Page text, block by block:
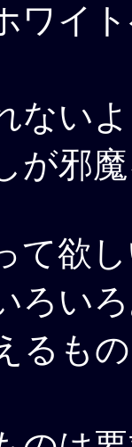
ワイ
ない
が邪
て欲
ろい
るも